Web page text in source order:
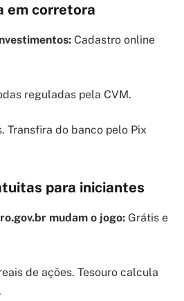
em corretora
Cadastro online
reguladas pela CVM.
Transfira do banco pelo Pix
para iniciantes
mudam o jogo: Grátis e
de ações. Tesouro calcula